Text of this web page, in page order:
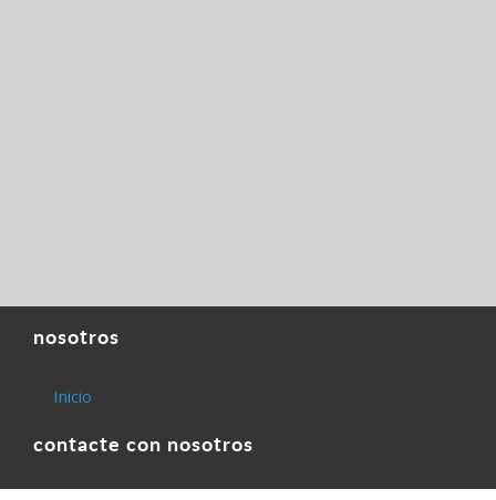
nosotros
Inicio
contacte con nosotros